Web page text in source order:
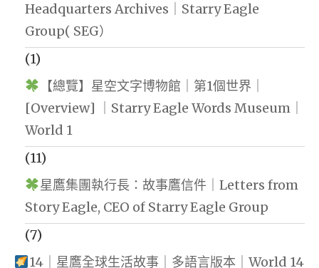
Headquarters Archives｜Starry Eagle
Group( SEG）
(1)
【總覽】星空文字博物館｜第1個世界｜
[Overview] ｜Starry Eagle Words Museum｜
World 1
(11)
星鷹集團執行長：故事鷹信件｜Letters from
Story Eagle, CEO of Starry Eagle Group
(7)
14｜星鷹全球生活故事｜多語言版本｜World 14